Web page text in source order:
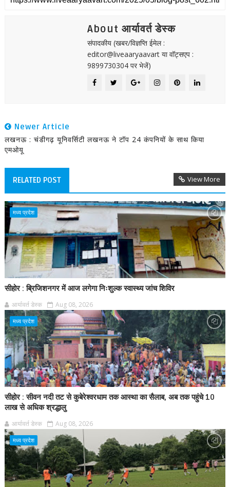
About आर्यावर्त डेस्क
संपादकीय (खबर/विज्ञप्ति ईमेल :
editor@liveaaryaavart या वॉट्सएप :
9899730304 पर भेजें)
Newer Article
लखनऊ : चंडीगढ़ यूनिवर्सिटी लखनऊ ने टॉप 24 कंपनियों के साथ किया
एमओयू
RELATED POST View More
मध्य प्रदेश
सीहोर : ब्रिजिशनगर में आज लगेगा निःशुल्क स्वास्थ्य जांच शिविर
आर्यावर्त डेस्क Aug 08, 2026
मध्य प्रदेश
सीहोर : सीवन नदी तट से कुबेरेश्वरधाम तक आस्था का सैलाब, अब तक पहुंचे 10
लाख से अधिक श्रद्धालु
आर्यावर्त डेस्क Aug 08, 2026
मध्य प्रदेश